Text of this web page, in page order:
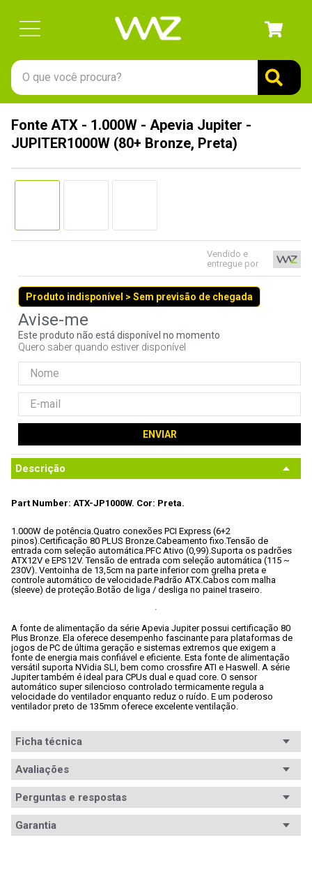
O que você procura?
Fonte ATX - 1.000W - Apevia Jupiter -
JUPITER1000W (80+ Bronze, Preta)
Vendido e
entregue por
Produto indisponível > Sem previsão de chegada
Este produto não está disponível no momento
Quero saber quando estiver disponível
ENVIAR
Descrição
Part Number: ATX-JP1000W. Cor: Preta.
1.000W de potência.Quatro conexões PCI Express (6+2
pinos).Certificação 80 PLUS Bronze.Cabeamento fixo.Tensão de
entrada com seleção automática.PFC Ativo (0,99).Suporta os padrões
ATX12V e EPS12V. Tensão de entrada com seleção automática (115 ~
230V). Ventoinha de 13,5cm na parte inferior com grelha preta e
controle automático de velocidade.Padrão ATX.Cabos com malha
(sleeve) de proteção.Botão de liga / desliga no painel traseiro.
A fonte de alimentação da série Apevia Jupiter possui certificação 80
Plus Bronze. Ela oferece desempenho fascinante para plataformas de
jogos de PC de última geração e sistemas extremos que exigem a
fonte de energia mais confiável e eficiente. Esta fonte de alimentação
versátil suporta NVidia SLI, bem como crossfire ATI e Haswell. A série
Jupiter também é ideal para CPUs dual e quad core. O sensor
automático super silencioso controlado termicamente regula a
velocidade do ventilador enquanto reduz o ruído. E um poderoso
ventilador preto de 135mm oferece excelente ventilação.
Ficha técnica
Padrão
Certificação
Eficiência
80 PLUS Bronze
PCF Ativo Sim
Avaliações
Avaliações
Perguntas e respostas
Garantia
1
gabinete
3º
ssd
5º
openbox
7º
jonsbo
8º
controle
noctua
10º fractal